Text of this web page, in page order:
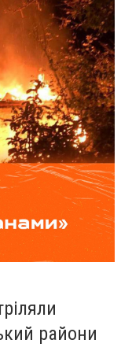
райони